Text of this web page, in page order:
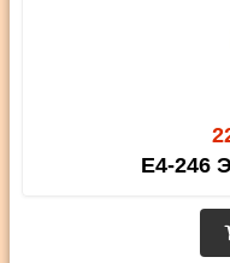
E4-246